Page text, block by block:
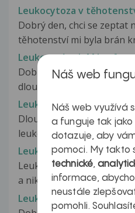
Leukocytoza v
Dobrý den, chci se zeptat
těhotenství mi byla brán
Dobrý den , dovoluji se
dlouhodobějším problém
Leukocyturie
Dlouhodobě (vice jak
leukocyturie - pravid. uro
Leukocyty
Leukocyty se mi zvyšují
a nikdo nic nezjistil. Mám...
Leukocyty
Náš web
Náš web využívá
a funguje tak jako
dotazuje, aby
pomoci. My takto
technické,
informace,
neustále
pomohli.